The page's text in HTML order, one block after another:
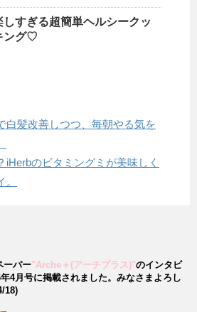
しすぎる超簡単ヘルシークッ
ング♡
白髪改善しつつ、毎朝やる気を
iHerbのビタミングミが美味しく
ーパー"Arche＋(アーチプラス)"のインタビ
4月号に掲載されました。みなさまよろし
18)